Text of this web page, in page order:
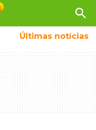
search
Últimas notícias